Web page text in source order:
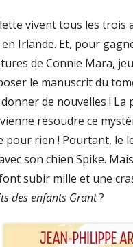
vivent tous les trois
Irlande. Et, pour
de Connie Mara,
le manuscrit du
de nouvelles ! La
résoudre ce
pour rien ! Pourtant, le
son chien Spike.
subir mille et une
des enfants Grant?